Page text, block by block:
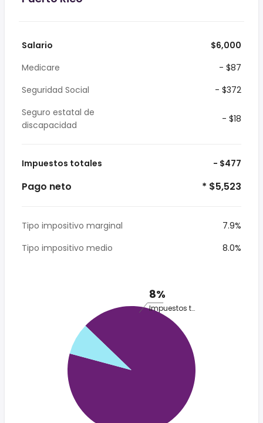
Salario
$6,000
Medicare
- $87
Seguridad Social
- $372
Seguro estatal de
discapacidad
- $18
Impuestos totales - $477
Pago neto * $5,523
Tipo impositivo marginal
7.9%
Tipo impositivo medio
8.0%
8%
Impuestos totales